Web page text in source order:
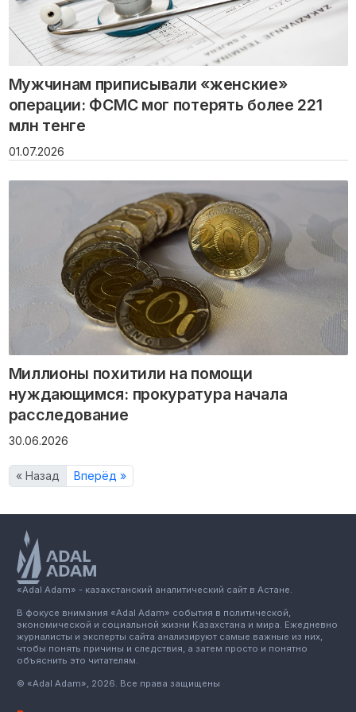
Мужчинам приписывали «женские»
операции: ФСМС мог потерять более 221
млн тенге
01.07.2026
Миллионы похитили на помощи
нуждающимся: прокуратура начала
расследование
30.06.2026
« Назад Вперёд »
«Adal Adam» - казахстанский аналитический сайт в Астане.
В фокусе внимания «Adal Adam» события в политической,
экономической и социальной жизни Казахстана и мира. Ежедневно
журналисты и эксперты сайта анализируют самые важные из них,
чтобы понять причины и следствия, а затем просто и понятно
объяснить это читателям.
© «Adal Adam», 2026. Все права защищены